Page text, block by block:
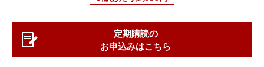
定期購読の
お申込みはこちら